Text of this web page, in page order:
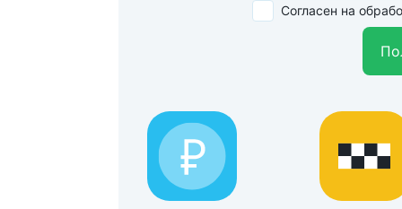
Согласен на